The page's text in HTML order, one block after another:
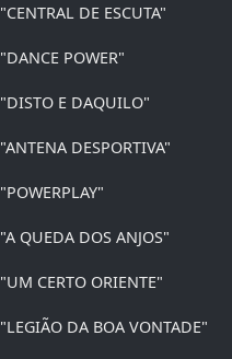
"CENTRAL DE ESCUTA"
"DANCE POWER"
"DISTO E DAQUILO"
"ANTENA DESPORTIVA"
"POWERPLAY"
"A QUEDA DOS ANJOS"
"UM CERTO ORIENTE"
"LEGIÃO DA BOA VONTADE"